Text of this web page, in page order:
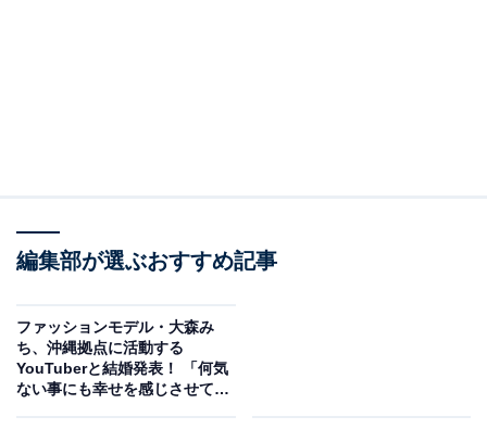
編集部が選ぶおすすめ記事
ファッションモデル・大森み
ち、沖縄拠点に活動する
YouTuberと結婚発表！ 「何気
ない事にも幸せを感じさせてく